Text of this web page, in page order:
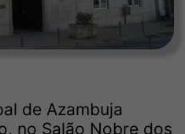
de Azambuja
no Salão Nobre dos